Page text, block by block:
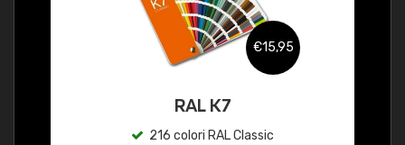
€15,95
RAL K7
216 colori RAL Classic